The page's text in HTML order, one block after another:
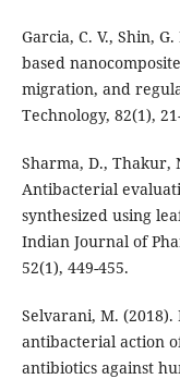
Garcia, C. V., Shin,
based
migration, and
Technology, 82(1),
Sharma, D., Thakur,
Antibacterial
synthesized using
Indian Journal of
52(1), 449-455.
Selvarani, M.
antibacterial action
antibiotics against